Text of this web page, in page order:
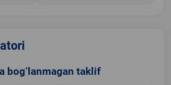
bog‘lanmagan taklif